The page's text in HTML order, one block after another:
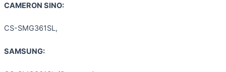
CAMERON SINO:
CS-SMG361SL,
SAMSUNG: